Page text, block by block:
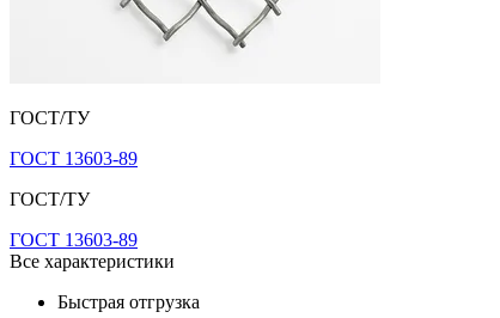
ГОСТ/ТУ
ГОСТ 13603-89
ГОСТ/ТУ
ГОСТ 13603-89
Все характеристики
Быстрая отгрузка